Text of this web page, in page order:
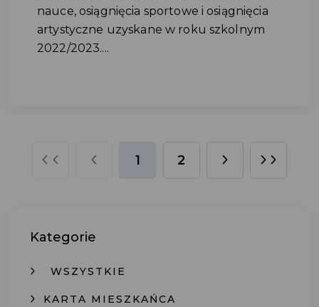
nauce, osiągnięcia sportowe i osiągnięcia
artystyczne uzyskane w roku szkolnym
2022/2023....
1 2
Kategorie
WSZYSTKIE
KARTA MIESZKAŃCA